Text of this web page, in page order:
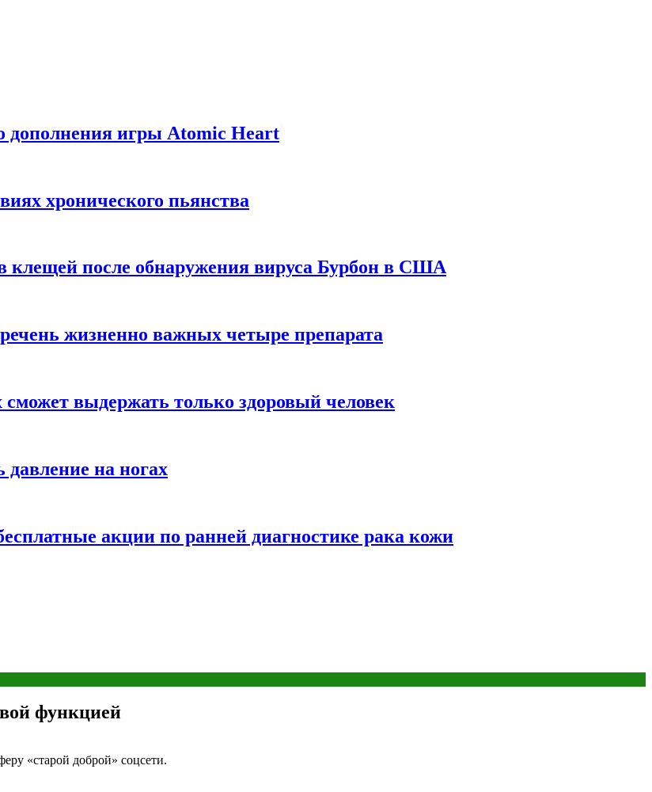
игры Atomic Heart
хронического пьянства
клещей после обнаружения вируса Бурбон в США
жизненно важных четыре препарата
выдержать только здоровый человек
давление на ногах
акции по ранней диагностике рака кожи
функцией
«старой доброй» соцсети.